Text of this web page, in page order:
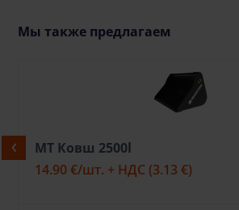
Мы также предлагаем
MT Ковш 2500l
14.90 €/шт. + НДС (3.13 €)